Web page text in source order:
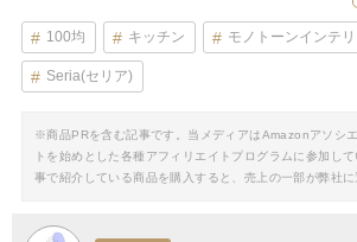
100均 キッチン モノトーンインテ
Seria(セリア)
※商品PRを含む記事です。当メディアはAmazonアソシ
トを始めとした各種アフィリエイトプログラムに参加し
事で紹介している商品を購入すると、売上の一部が弊社に